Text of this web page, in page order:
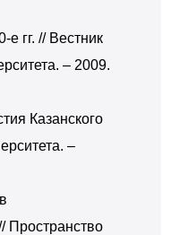
гг. // Вестник
– 2009.
Казанского
–
Пространство